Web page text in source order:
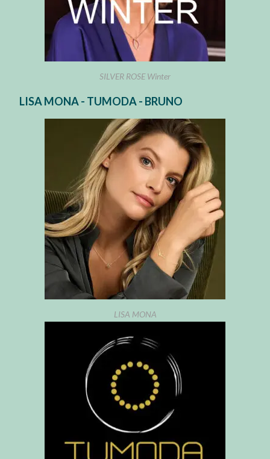
SILVER ROSE Winter
LISA MONA - TUMODA - BRUNO
LISA MONA